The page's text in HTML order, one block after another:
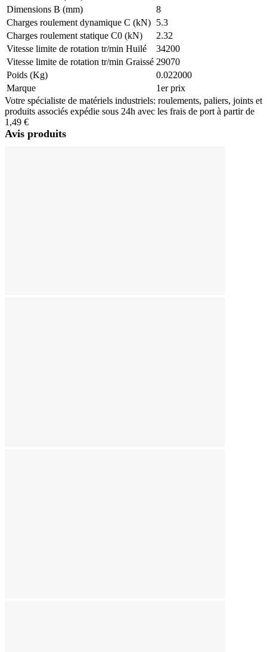
Dimensions B (mm)
8
Charges roulement dynamique C (kN) 5.3
Charges roulement statique C0 (kN)
2.32
Vitesse limite de rotation tr/min Huilé
34200
Vitesse limite de rotation tr/min Graissé 29070
Poids (Kg)
0.022000
Marque
1er prix
Votre spécialiste de matériels industriels: roulements, paliers, joints et
produits associés expédie sous 24h avec les frais de port à partir de
1,49 €
Avis produits